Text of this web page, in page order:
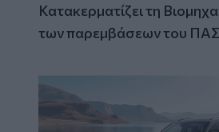
Κατακερματίζει τη
των παρεμβάσεων του